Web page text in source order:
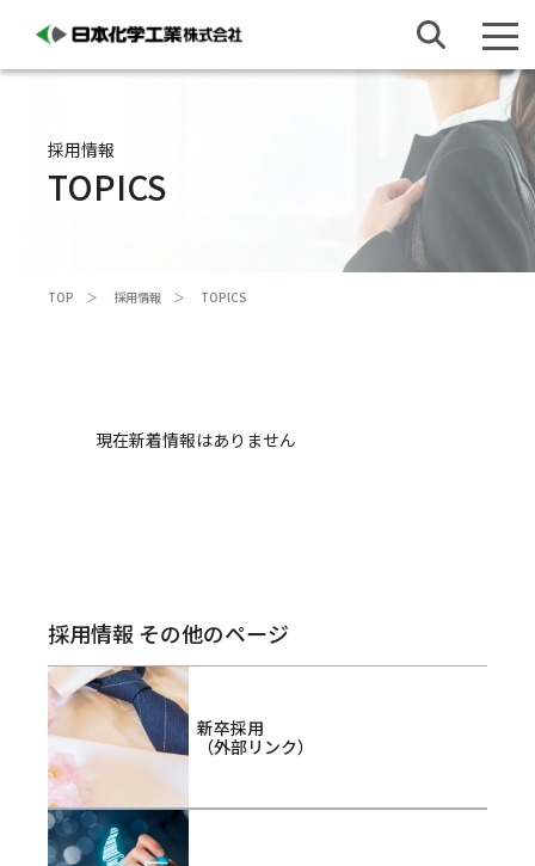
採用情報
TOPICS
TOP 採用情報 TOPICS
現在新着情報はありません
採用情報 その他のページ
新卒採用
（外部リンク）